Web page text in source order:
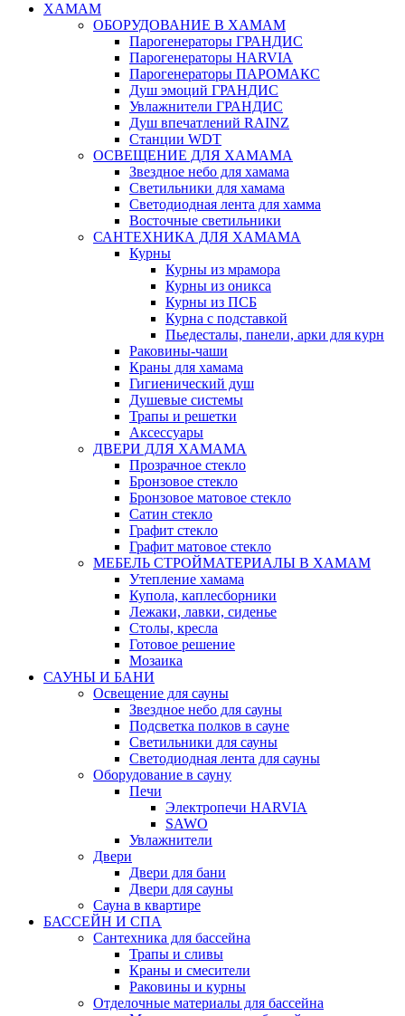
ХАМАМ
ОБОРУДОВАНИЕ В ХАМАМ
Парогенераторы ГРАНДИС
Парогенераторы HARVIA
Парогенераторы ПАРОМАКС
Душ эмоций ГРАНДИС
Увлажнители ГРАНДИС
Душ впечатлений RAINZ
Станции WDT
ОСВЕЩЕНИЕ ДЛЯ ХАМАМА
Звездное небо для хамама
Светильники для хамама
Светодиодная лента для хамма
Восточные светильники
САНТЕХНИКА ДЛЯ ХАМАМА
Курны
Курны из мрамора
Курны из оникса
Курны из ПСБ
Курна с подставкой
Пьедесталы, панели, арки для курн
Раковины-чаши
Краны для хамама
Гигиенический душ
Душевые системы
Трапы и решетки
Аксессуары
ДВЕРИ ДЛЯ ХАМАМА
Прозрачное стекло
Бронзовое стекло
Бронзовое матовое стекло
Сатин стекло
Графит стекло
Графит матовое стекло
МЕБЕЛЬ СТРОЙМАТЕРИАЛЫ В ХАМАМ
Утепление хамама
Купола, каплесборники
Лежаки, лавки, сиденье
Столы, кресла
Готовое решение
Мозаика
САУНЫ И БАНИ
Освещение для сауны
Звездное небо для сауны
Подсветка полков в сауне
Светильники для сауны
Светодиодная лента для сауны
Оборудование в сауну
Печи
Электропечи HARVIA
SAWO
Увлажнители
Двери
Двери для бани
Двери для сауны
Сауна в квартире
БАССЕЙН И СПА
Сантехника для бассейна
Трапы и сливы
Краны и смесители
Раковины и курны
Отделочные материалы для бассейна